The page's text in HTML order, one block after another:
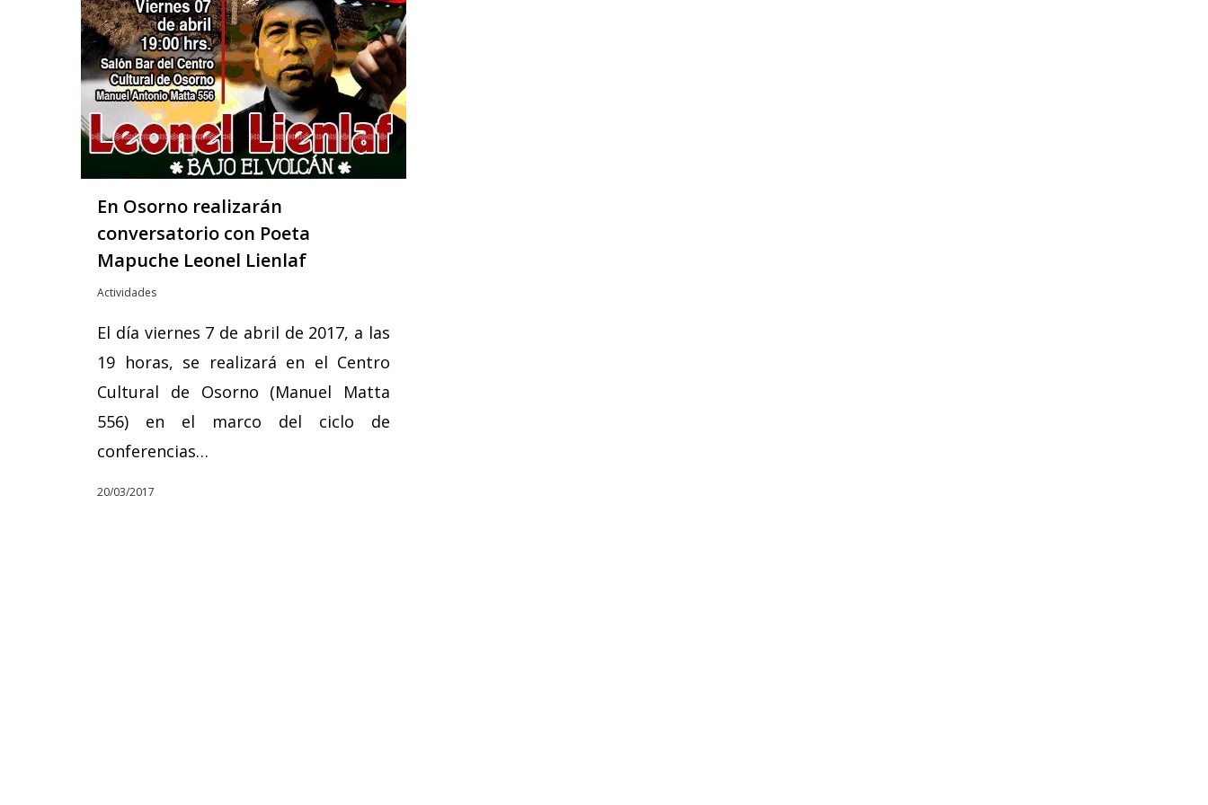
En Osorno realizarán
conversatorio con Poeta
Mapuche Leonel Lienlaf
Actividades
El día viernes 7 de abril de 2017, a las
19 horas, se realizará en el Centro
Cultural de Osorno (Manuel Matta
556) en el marco del ciclo de
conferencias…
20/03/2017